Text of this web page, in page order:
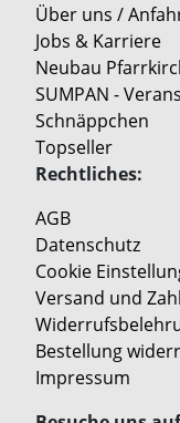
Über uns /
Jobs & Karriere
Neubau
SUMPAN -
Schnäppchen
Topseller
Rechtliches:
AGB
Datenschutz
Cookie
Versand und
Bestellung
Impressum